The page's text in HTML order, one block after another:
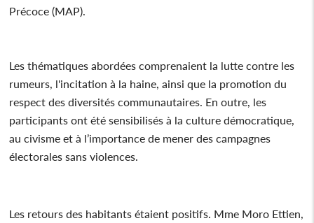
Précoce (MAP).
Les thématiques abordées comprenaient la lutte contre les
rumeurs, l'incitation à la haine, ainsi que la promotion du
respect des diversités communautaires. En outre, les
participants ont été sensibilisés à la culture démocratique,
au civisme et à l’importance de mener des campagnes
électorales sans violences.
Les retours des habitants étaient positifs. Mme Moro Ettien,